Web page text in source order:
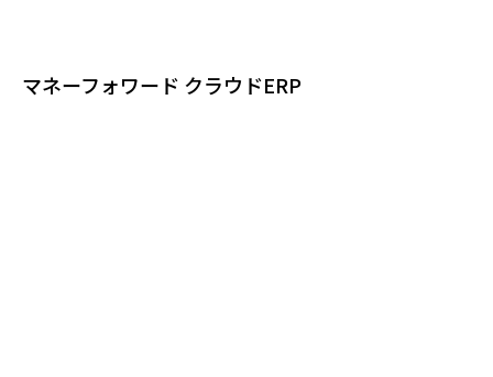
マネーフォワード クラウドERP